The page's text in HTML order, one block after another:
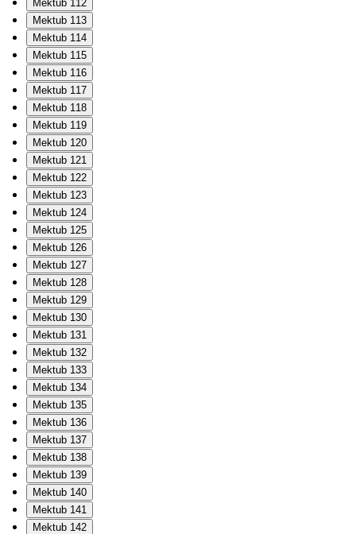
Mektub 112
Mektub 113
Mektub 114
Mektub 115
Mektub 116
Mektub 117
Mektub 118
Mektub 119
Mektub 120
Mektub 121
Mektub 122
Mektub 123
Mektub 124
Mektub 125
Mektub 126
Mektub 127
Mektub 128
Mektub 129
Mektub 130
Mektub 131
Mektub 132
Mektub 133
Mektub 134
Mektub 135
Mektub 136
Mektub 137
Mektub 138
Mektub 139
Mektub 140
Mektub 141
Mektub 142